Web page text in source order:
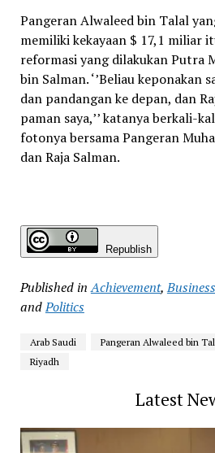
Pangeran Alwaleed bin Talal
memiliki kekayaan $ 17,1 miliar
reformasi yang dilakukan Putra
bin Salman. ‘’Beliau keponakan
dan pandangan ke depan, dan
paman saya,’’ katanya berkali-
fotonya bersama Pangeran
dan Raja Salman.
Republish
Published in Achievement,Business
andPolitics
Arab Saudi Pangeran Alwaleed bin
Riyadh
Latest